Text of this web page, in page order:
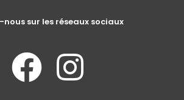
nous sur les réseaux sociaux